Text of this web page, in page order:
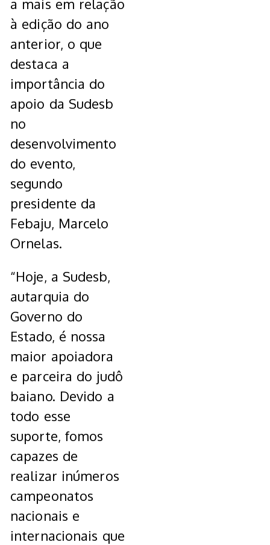
a mais em relação
à edição do ano
anterior, o que
destaca a
importância do
apoio da Sudesb
no
desenvolvimento
do evento,
segundo
presidente da
Febaju, Marcelo
Ornelas.
“Hoje, a Sudesb,
autarquia do
Governo do
Estado, é nossa
maior apoiadora
e parceira do judô
baiano. Devido a
todo esse
suporte, fomos
capazes de
realizar inúmeros
campeonatos
nacionais e
internacionais que